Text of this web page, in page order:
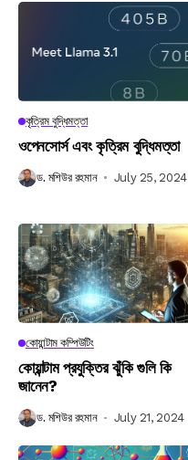
কৃত্রিম বুদ্ধিমত্তা
ওপেনসোর্স এবং কৃত্রিম বুদ্ধিমত্তা
ড. মশিউর রহমান July 25, 2024
কোয়ান্টাম কম্পিউটিং
কোয়ান্টাম প্রযুক্তির ঝুঁকি গুলি কি
জানেন?
ড. মশিউর রহমান July 21, 2024